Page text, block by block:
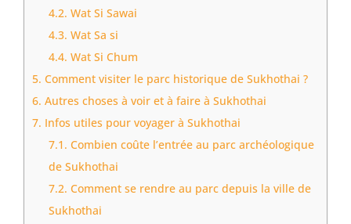
4.2. Wat Si Sawai
4.3. Wat Sa si
4.4. Wat Si Chum
5. Comment visiter le parc historique de Sukhothai ?
6. Autres choses à voir et à faire à Sukhothai
7. Infos utiles pour voyager à Sukhothai
7.1. Combien coûte l’entrée au parc archéologique
de Sukhothai
7.2. Comment se rendre au parc depuis la ville de
Sukhothai